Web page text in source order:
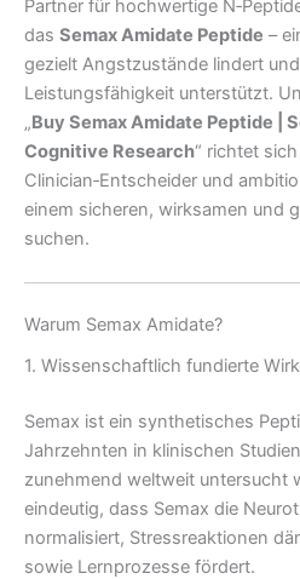
Partner für hochwertige
das Semax Amidate Peptide –
gezielt Angstzustände lindert
Leistungsfähigkeit unterstützt.
„Buy Semax Amidate Peptide |
Cognitive Research“ richtet
Clinician‑Entscheider und
einem sicheren, wirksamen und
suchen.
Warum Semax Amidate?
1. Wissenschaftlich fundierte
Semax ist ein synthetisches
Jahrzehnten in klinischen
zunehmend weltweit untersucht
eindeutig, dass Semax die
normalisiert, Stressreaktionen
sowie Lernprozesse fördert.